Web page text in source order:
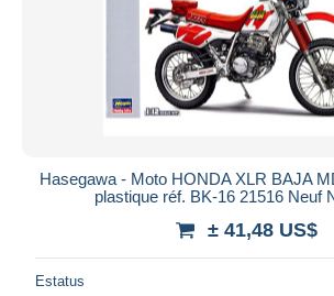
Hasegawa - Moto HONDA XLR BAJA
plastique réf. BK-16 21516 Neuf
± 41,48 US$
Estatus